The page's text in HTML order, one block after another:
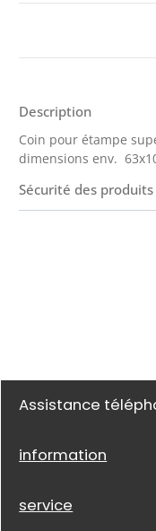
Description
Coin pour étampe
dimensions env.
Sécurité des produits
Assistance
information
service